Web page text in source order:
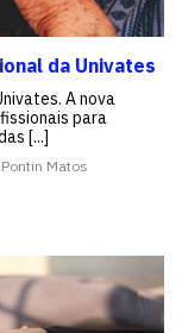
da Univates
A nova
para
[...]
Matos